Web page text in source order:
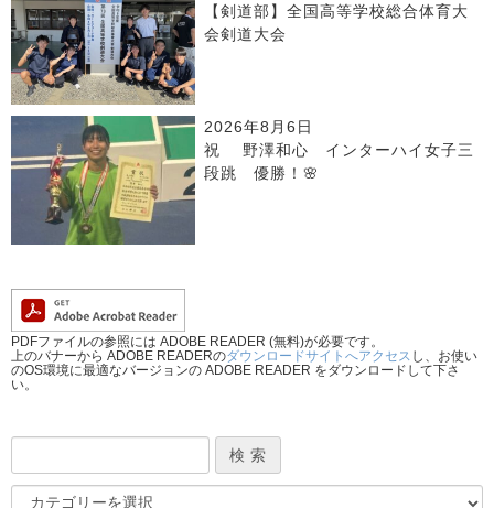
【剣道部】全国高等学校総合体育大
会剣道大会
2026年8月6日
祝 野澤和心 インターハイ女子三
段跳 優勝！🌸
PDFファイルの参照には ADOBE READER (無料)が必要です。
上のバナーから ADOBE READERのダウンロードサイトへアクセス し、お使い
のOS環境に最適なバージョンの ADOBE READER をダウンロードして下さ
い。